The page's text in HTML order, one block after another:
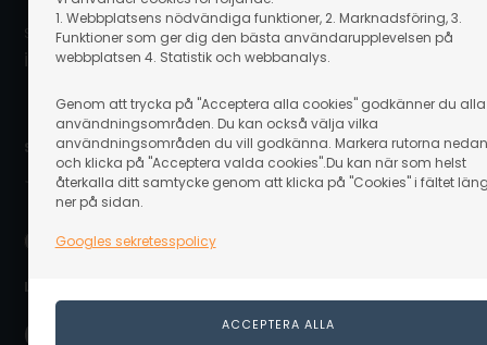
1. Webbplatsens nödvändiga funktioner, 2. Marknadsföring, 3.
Funktioner som ger dig den bästa användarupplevelsen på
webbplatsen 4. Statistik och webbanalys.
Genom att trycka på "Acceptera alla cookies" godkänner du alla
användningsområden. Du kan också välja vilka
användningsområden du vill godkänna. Markera rutorna nedan
och klicka på "Acceptera valda cookies".Du kan när som helst
återkalla ditt samtycke genom att klicka på "Cookies" i fältet
ner på sidan.
Googles sekretesspolicy
Skicka ett mail på:
info@linaa.se
Säker betalning online:
Leverans nära dig: